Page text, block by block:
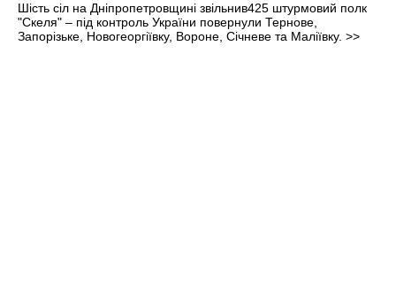
Шість сіл на Дніпропетровщині звільнив425 штурмовий полк
"Скеля" – під контроль України повернули Тернове,
Запорізьке, Новогеоргіївку, Вороне, Січневе та Маліївку. >>